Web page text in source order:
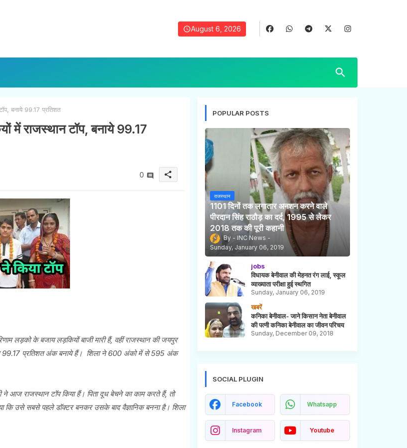
August 6, 2026
बनाये 99.17 प्रतिशत
में राजस्थान टॉप, बनाये 99.17
0 share
लड़को के बजाय लड़कियों बाजी मारी हैं, वहीं राजस्थान की जयपुर
ने 99.17 प्रतिशत अंक बनाये हैं। शिला ने 600 अंको में से 595 अंक
आज राजस्थान टॉप किया हैं। पिता दूध बेचने का काम करते हैं, तो
कि उसे सबसे पहले डॉक्टर बनकर उसके बाद वैज्ञानिक बनना है। शिला
POPULAR POSTS
राजस्थान
1101 दिनों तक लगातार अनशन करने वाले
पीरदान सिंह राठौड़ का दर्द, 1995 से लेकर
2018 तक की पूरी कहानी
INC News
Sunday, January 06, 2019
jobs
विधायक बेनीवाल की मेहनत रंग लाई, स्कूल
व्याख्याता परीक्षा हुई स्थगित
Sunday, January 06, 2019
खबरें
कनिका बेनीवाल- जाने किसान नेता बेनीवाल
की पत्नी कनिका बेनीवाल का जीवन परिचय
Sunday, December 09, 2018
SOCIAL PLUGIN
Facebook Whatsapp
Instagram Youtube